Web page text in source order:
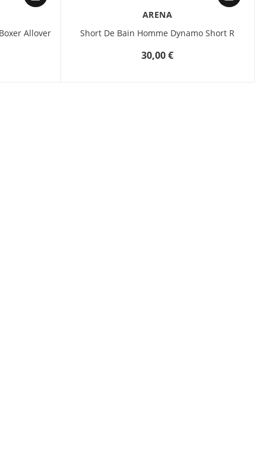
celles et ceux qui veulent
élégance.
Allover
ARENA
Short De Bain Homme Dynamo Short R
30,00 €